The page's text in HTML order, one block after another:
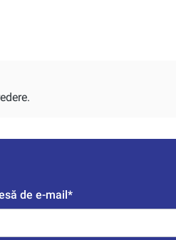
de e-mail*